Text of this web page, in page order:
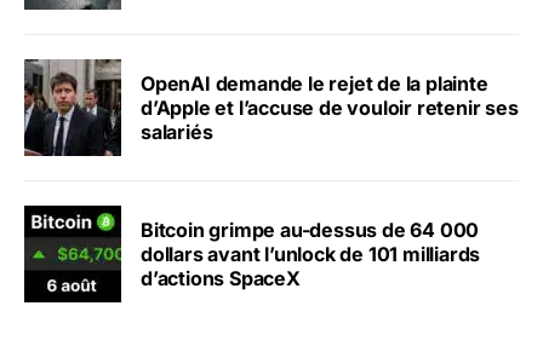
OpenAI demande le rejet de la plainte
d’Apple et l’accuse de vouloir retenir ses
salariés
Bitcoin grimpe au-dessus de 64 000
dollars avant l’unlock de 101 milliards
d’actions SpaceX